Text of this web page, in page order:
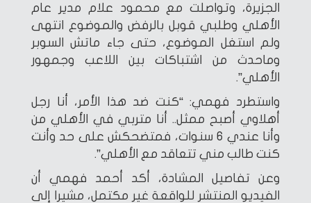
الجزيرة، وتواصلت مع محمود علام مدير عام
الأهلي وطلبي قوبل بالرفض والموضوع انتهى
ولم استغل الموضوع، حتى جاء ماتش السوبر
وماحدث من اشتباكات بين اللاعب وجمهور
الأهلي”.
واستطرد فهمي: “كنت ضد هذا الأمر، أنا رجل
أهلاوي أصبح ممثل.. أنا متربي في الأهلي من
وأنا عندي 6 سنوات، فمتضحكش على حد وأنت
كنت طالب مني تتعاقد مع الأهلي”.
وعن تفاصيل المشادة، أكد أحمد فهمي أن
الفيديو المنتشر للواقعة غير مكتمل، مشيرا إلى